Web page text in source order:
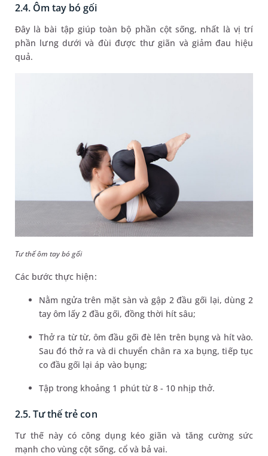
2.4. Ôm tay bó gối
Đây là bài tập giúp toàn bộ phần cột sống, nhất là vị trí
phần lưng dưới và đùi được thư giãn và giảm đau hiệu
quả.
Tư thế ôm tay bó gối
Các bước thực hiện:
Nằm ngửa trên mặt sàn và gập 2 đầu gối lại, dùng 2
tay ôm lấy 2 đầu gối, đồng thời hít sâu;
Thở ra từ từ, ôm đầu gối đè lên trên bụng và hít vào.
Sau đó thở ra và di chuyển chân ra xa bụng, tiếp tục
co đầu gối lại áp vào bụng;
Tập trong khoảng 1 phút từ 8 - 10 nhịp thở.
2.5. Tư thế trẻ con
Tư thế này có công dụng kéo giãn và tăng cường sức
mạnh cho vùng cột sống, cổ và bả vai.